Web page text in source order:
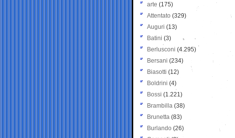
arte (175)
Attentato (329)
Auguri (13)
Batini (3)
Berlusconi (4.295)
Bersani (234)
Biasotti (12)
Boldrini (4)
Bossi (1.221)
Brambilla (38)
Brunetta (83)
Burlando (26)